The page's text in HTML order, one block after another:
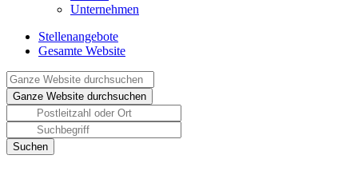
Unternehmen
Stellenangebote
Gesamte Website